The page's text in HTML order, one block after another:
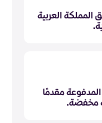
العربية
مقدمًا
مخفضة.